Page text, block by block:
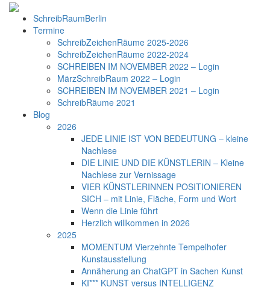
SchreibRaumBerlin
Termine
SchreibZeichenRäume 2025-2026
SchreibZeichenRäume 2022-2024
SCHREIBEN IM NOVEMBER 2022 – Login
MärzSchreibRaum 2022 – Login
SCHREIBEN IM NOVEMBER 2021 – Login
SchreibRäume 2021
Blog
2026
JEDE LINIE IST VON BEDEUTUNG – kleine
Nachlese
DIE LINIE UND DIE KÜNSTLERIN – Kleine
Nachlese zur Vernissage
VIER KÜNSTLERINNEN POSITIONIEREN
SICH – mit Linie, Fläche, Form und Wort
Wenn die Linie führt
Herzlich willkommen in 2026
2025
MOMENTUM Vierzehnte Tempelhofer
Kunstausstellung
Annäherung an ChatGPT in Sachen Kunst
KI*** KUNST versus INTELLIGENZ